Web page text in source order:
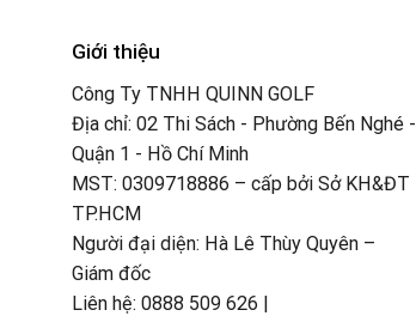
Giới thiệu
Công Ty TNHH QUINN GOLF
Địa chỉ: 02 Thi Sách - Phường Bến Nghé -
Quận 1 - Hồ Chí Minh
MST: 0309718886 – cấp bởi Sở KH&ĐT
TP.HCM
Người đại diện: Hà Lê Thùy Quyên –
Giám đốc
Liên hệ: 0888 509 626 |